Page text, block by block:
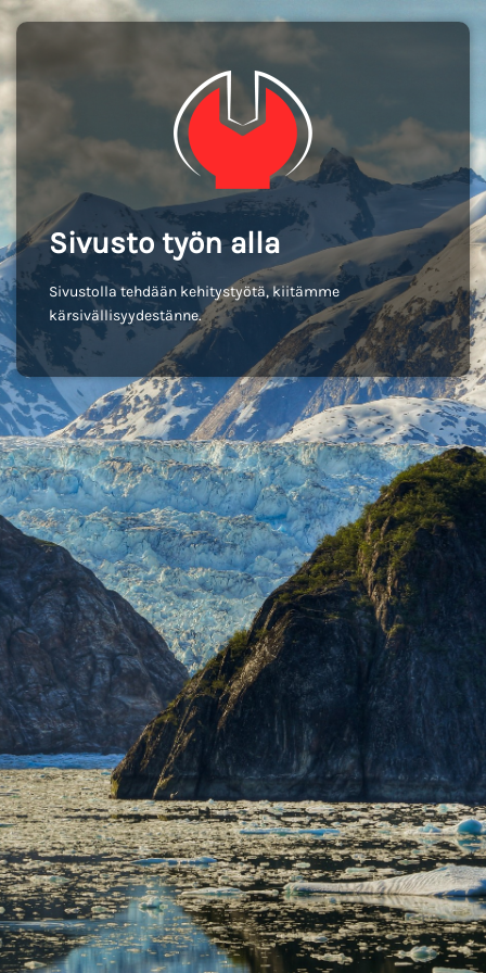
Sivusto työn alla
Sivustolla tehdään kehitystyötä, kiitämme
kärsivällisyydestänne.